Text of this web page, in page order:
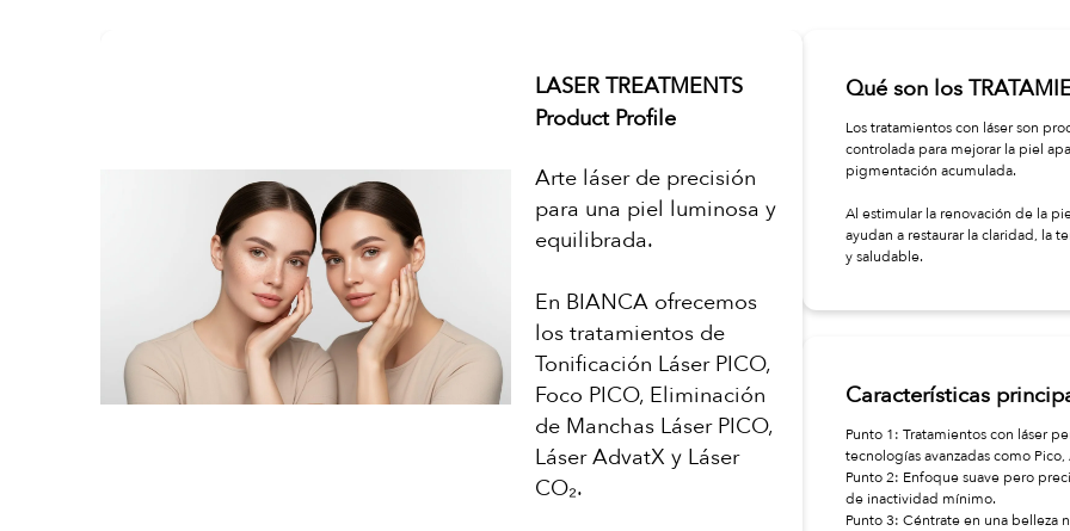
LASER TREATMENTS
Product Profile
Arte láser de precisión
para una piel luminosa y
equilibrada.
En BIANCA ofrecemos
los tratamientos de
Tonificación Láser PICO,
Foco PICO, Eliminación
de Manchas Láser PICO,
Láser AdvatX y Láser
CO₂.
Qué son los
Los tratamientos con láser son
controlada para mejorar la piel
pigmentación acumulada.
Al estimular la renovación de la
ayudan a restaurar la claridad, la
y saludable.
Características
Punto 1: Tratamientos con láser
tecnologías avanzadas como Pico,
Punto 2: Enfoque suave pero
de inactividad mínimo.
Punto 3: Céntrate en una belleza